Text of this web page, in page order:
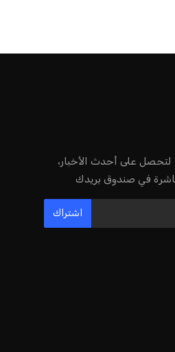
لتحصل على أحدث الأخبار،
في صندوق بريدك
اشتراك